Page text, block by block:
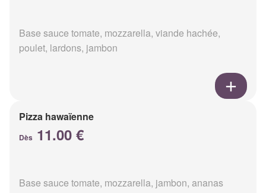
Base sauce tomate, mozzarella, viande hachée,
poulet, lardons, jambon
Pizza hawaïenne
Dès 11.00 €
Base sauce tomate, mozzarella, jambon, ananas